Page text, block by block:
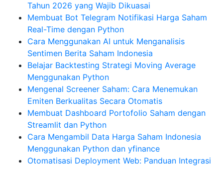
Tahun 2026 yang Wajib Dikuasai
Membuat Bot Telegram Notifikasi Harga Saham
Real-Time dengan Python
Cara Menggunakan AI untuk Menganalisis
Sentimen Berita Saham Indonesia
Belajar Backtesting Strategi Moving Average
Menggunakan Python
Mengenal Screener Saham: Cara Menemukan
Emiten Berkualitas Secara Otomatis
Membuat Dashboard Portofolio Saham dengan
Streamlit dan Python
Cara Mengambil Data Harga Saham Indonesia
Menggunakan Python dan yfinance
Otomatisasi Deployment Web: Panduan Integrasi